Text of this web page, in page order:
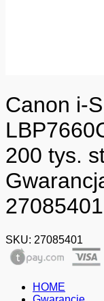
Canon i-
200 tys.
27085401
SKU: 27085401
HOME